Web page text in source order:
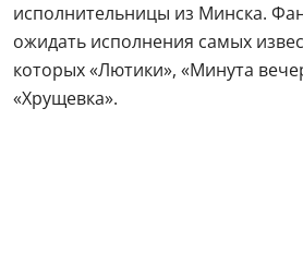
исполнительницы из Минска.
ожидать исполнения самых
которых «Лютики», «Минута
«Хрущевка».